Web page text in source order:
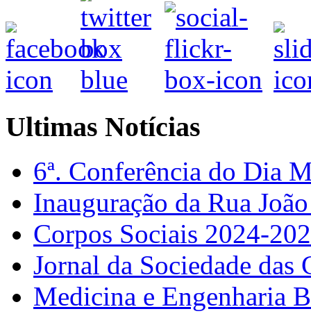
Ultimas Notícias
6ª. Conferência do Dia
Inauguração da Rua
Corpos Sociais 2024-
Jornal da Sociedade
Medicina e Engenharia